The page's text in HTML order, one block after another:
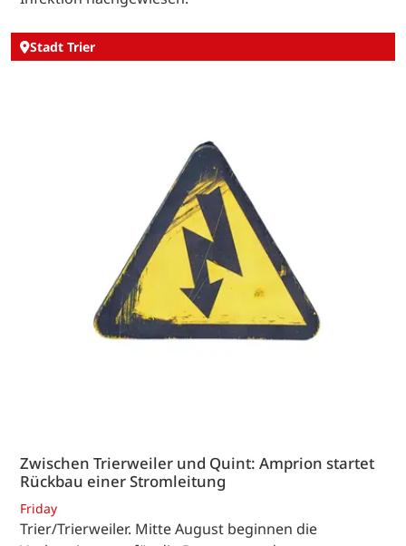
Stadt Trier
Zwischen Trierweiler und Quint: Amprion startet
Rückbau einer Stromleitung
Friday
Trier/Trierweiler. Mitte August beginnen die